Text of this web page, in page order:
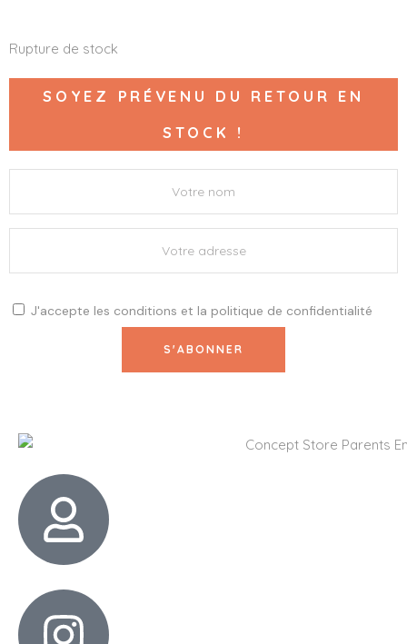
Rupture de stock
SOYEZ PRÉVENU DU RETOUR EN
STOCK !
J'accepte les conditions et la politique de confidentialité